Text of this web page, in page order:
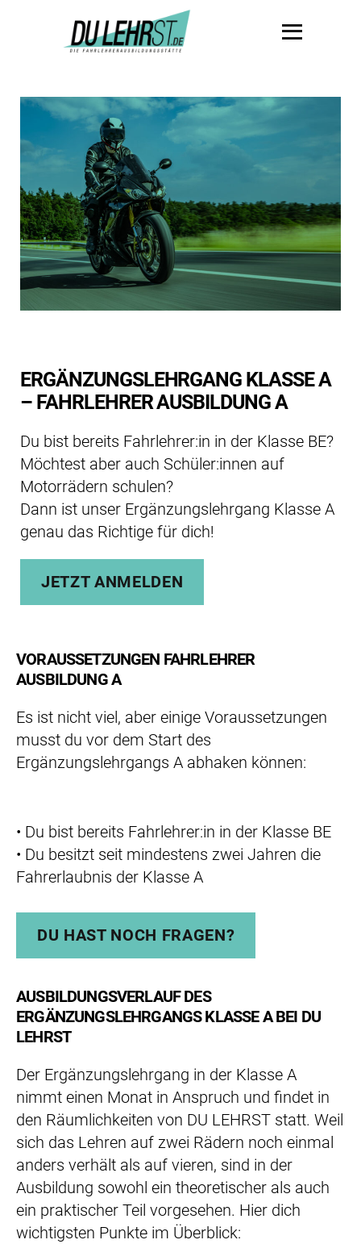
LEHRST
ERGÄNZUNGSLEHRGANG KLASSE A
– FAHRLEHRER AUSBILDUNG A
Du bist bereits Fahrlehrer:in in der Klasse BE?
Möchtest aber auch Schüler:innen auf
Motorrädern schulen?
Dann ist unser Ergänzungslehrgang Klasse A
genau das Richtige für dich!
JETZT ANMELDEN
VORAUSSETZUNGEN FAHRLEHRER
AUSBILDUNG A
Es ist nicht viel, aber einige Voraussetzungen
musst du vor dem Start des
Ergänzungslehrgangs A abhaken können:
• Du bist bereits Fahrlehrer:in in der Klasse BE
• Du besitzt seit mindestens zwei Jahren die
Fahrerlaubnis der Klasse A
DU HAST NOCH FRAGEN?
AUSBILDUNGSVERLAUF DES
ERGÄNZUNGSLEHRGANGS KLASSE A BEI DU
LEHRST
Der Ergänzungslehrgang in der Klasse A
nimmt einen Monat in Anspruch und findet in
den Räumlichkeiten von DU LEHRST statt. Weil
sich das Lehren auf zwei Rädern noch einmal
anders verhält als auf vieren, sind in der
Ausbildung sowohl ein theoretischer als auch
ein praktischer Teil vorgesehen. Hier dich
wichtigsten Punkte im Überblick: